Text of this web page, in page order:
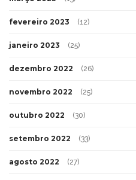
fevereiro 2023 (12)
janeiro 2023 (25)
dezembro 2022 (26)
novembro 2022 (25)
outubro 2022 (30)
setembro 2022 (33)
agosto 2022 (27)